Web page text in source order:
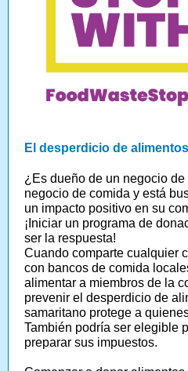
El desperdicio de
¿Es dueño de un negocio
negocio de comida y está
un impacto positivo en su
¡Iniciar un programa de
ser la respuesta!
Cuando comparte cualquier
con bancos de comida
alimentar a miembros de la
prevenir el desperdicio de
samaritano protege a
También podría ser elegible
preparar sus impuestos.